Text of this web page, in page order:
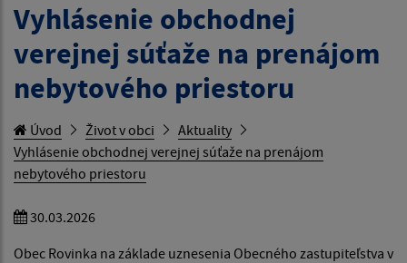
Vyhlásenie obchodnej
verejnej súťaže na prenájom
nebytového priestoru
Úvod Život v obci
Aktuality
Vyhlásenie obchodnej verejnej súťaže na prenájom
nebytového priestoru
30.03.2026
Obec Rovinka na základe uznesenia Obecného zastupiteľstva v